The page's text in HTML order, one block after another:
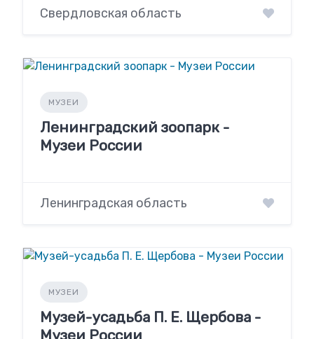
Свердловская область
МУЗЕИ
Ленинградский зоопарк -
Музеи России
Ленинградская область
МУЗЕИ
Музей-усадьба П. Е. Щербова -
Музеи России